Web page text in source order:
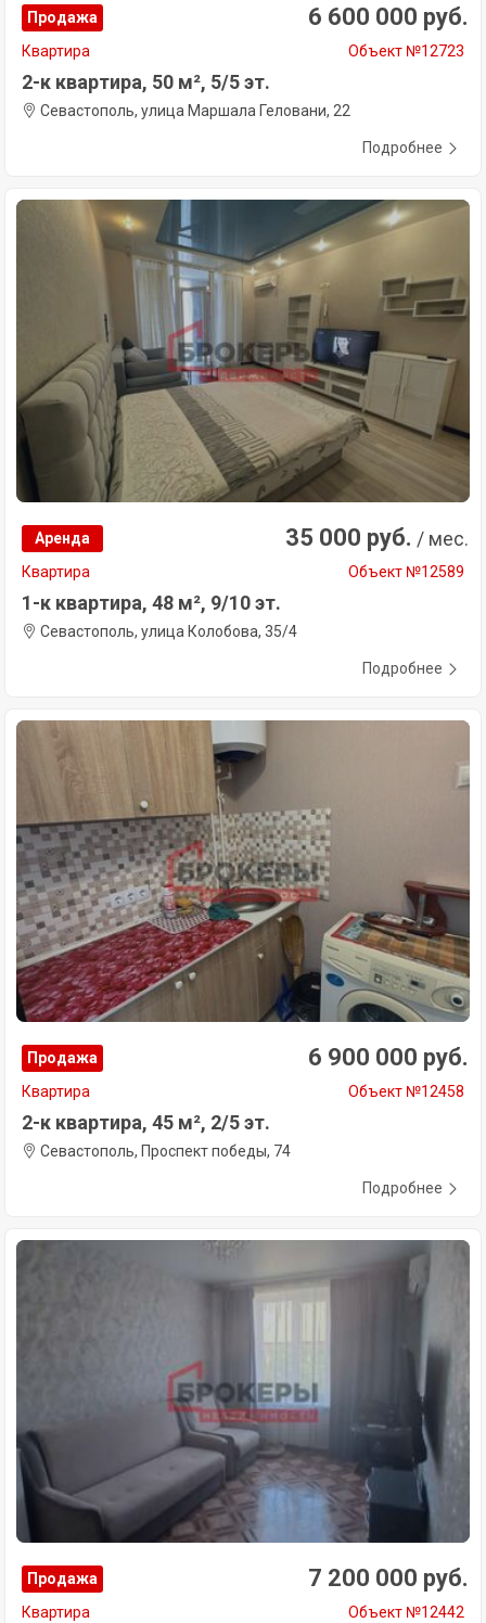
Продажа 6 600 000 руб.
Квартира Объект №12723
2-к квартира, 50 м², 5/5 эт.
Севастополь, улица Маршала Геловани, 22
Подробнее
Аренда 35 000 руб. / мес.
Квартира Объект №12589
1-к квартира, 48 м², 9/10 эт.
Севастополь, улица Колобова, 35/4
Подробнее
Продажа 6 900 000 руб.
Квартира Объект №12458
2-к квартира, 45 м², 2/5 эт.
Севастополь, Проспект победы, 74
Подробнее
Продажа 7 200 000 руб.
Квартира Объект №12442